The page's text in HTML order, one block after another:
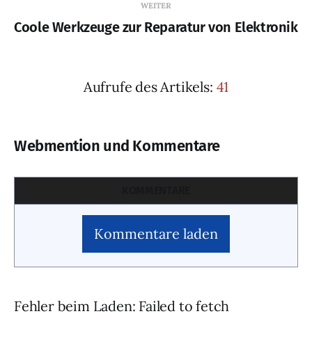
WEITER
Coole Werkzeuge zur Reparatur von Elektronik
Aufrufe des Artikels: 41
Webmention und Kommentare
Kommentare laden
Fehler beim Laden: Failed to fetch